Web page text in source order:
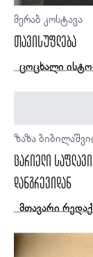
მერაბ კოსტავა
თავისუფლება
ცოცხალი
ზაზა
ცარიელი
დანგრევიდან
მთავარი